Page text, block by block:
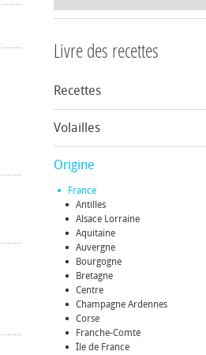
Livre des recettes
Recettes
Volailles
Origine
France
Antilles
Alsace Lorraine
Aquitaine
Auvergne
Bourgogne
Bretagne
Centre
Champagne Ardennes
Corse
Franche-Comté
Île de France